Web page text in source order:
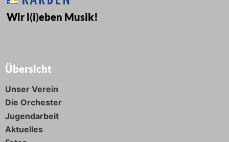
Wir l(i)eben Musik!
Übersicht
Unser Verein
Die Orchester
Jugendarbeit
Aktuelles